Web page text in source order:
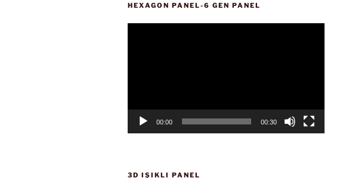
HEXAGON PANEL-6 GEN PANEL
00:00 00:30
3D IŞIKLI PANEL